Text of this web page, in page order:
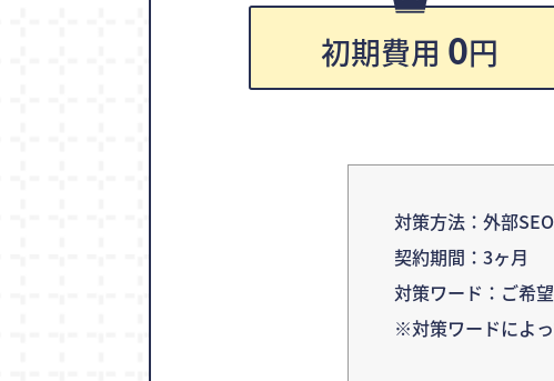
初期費用 0円
対策方法：外部
契約期間：3ヶ月
対策ワード：ご希
※対策ワードによっ